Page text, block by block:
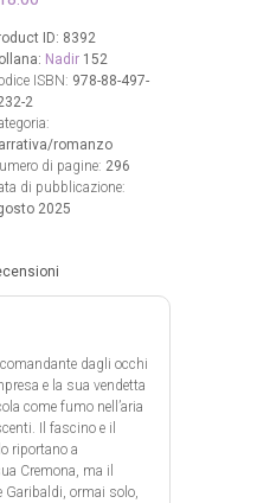
ID: 8392
Nadir 152
ISBN: 978-88-497-
2
romanzo
di pagine: 296
di pubblicazione:
2025
dagli occhi
e la sua vendetta
come fumo nell’aria
Il fascino e il
riportano a
Cremona, ma il
Garibaldi, ormai solo,